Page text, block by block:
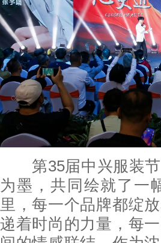
第35届中兴服装节
为墨，共同绘就了一
里，每一个品牌都绽
递着时尚的力量，每